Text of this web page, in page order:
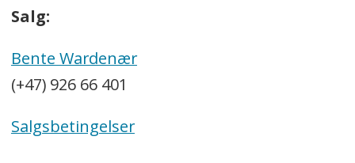
Salg:
Bente Wardenær
(+47) 926 66 401
Salgsbetingelser